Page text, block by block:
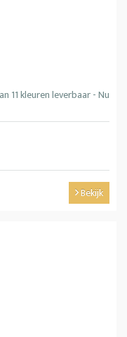
11 kleuren leverbaar - Nu
Bekijk